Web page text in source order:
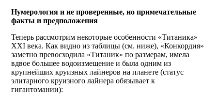
Нумерология и не проверенные, но примечательные
факты и предположения
Теперь рассмотрим некоторые особенности «Титаника»
ХХI века. Как видно из таблицы (см. ниже), «Конкордия»
заметно превосходила «Титаник» по размерам, имела
вдвое большее водоизмещение и была одним из
крупнейших круизных лайнеров на планете (статус
элитарного круизного лайнера обязывает к
гигантомании):